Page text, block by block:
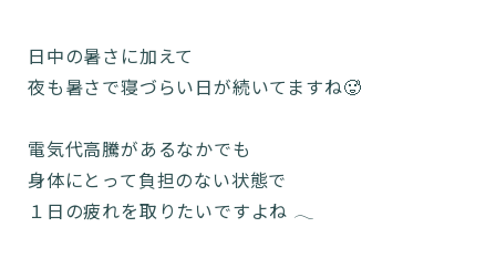
日中の暑さに加えて
夜も暑さで寝づらい日が続いてますね🥵
電気代高騰があるなかでも
身体にとって負担のない状態で
１日の疲れを取りたいですよね 𓂃